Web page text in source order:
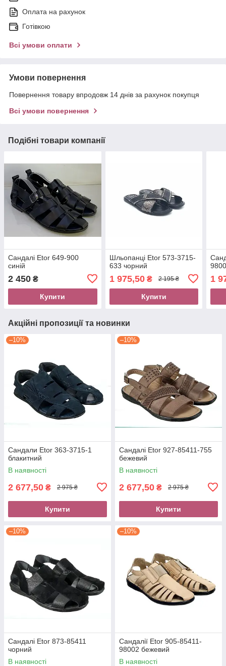
Оплата на рахунок
Готівкою
Всі умови оплати
Умови повернення
Повернення товару впродовж 14 днів за рахунок покупця
Всі умови повернення
Подібні товари компанії
Сандалі Etor 649-900
синій
2 450 ₴
Купити
Шльопанці Etor 573-3715-
633 чорний
1 975,50₴ 2 195 ₴
Купити
1
Акційні пропозиції та новинки
–10%
Сандали Etor 363-3715-1
блакитний
В наявності
2 677,50 ₴ 2 975 ₴
Купити
–10%
Сандалі Etor 927-85411-755
бежевий
В наявності
2 677,50 ₴ 2 975 ₴
Купити
–10%
Сандалі Etor 873-85411
чорний
В наявності
–10%
Сандалії Etor 905-85411-
98002 бежевий
В наявності